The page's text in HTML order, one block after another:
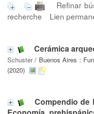
Refinar
recherche
Lien
Cerámica
Schuster/ Buenos Aires :
(2020)
Compendio de